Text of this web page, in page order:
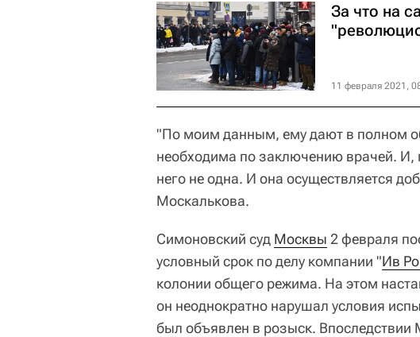
За что на
11 февраля 2021,
"По моим данным, ему дают в полном
необходима по заключению врачей.
него не одна. И она осуществляется
Москалькова.
Симоновский суд Москвы 2 февраля
условный срок по делу компании "Ив
колонии общего режима. На этом
он неоднократно нарушал условия
был объявлен в розыск. Впоследствии